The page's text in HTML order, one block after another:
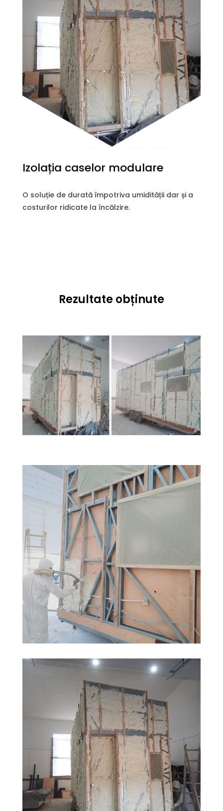
Izolația caselor modulare
O soluție de durată împotriva umidității dar și a
costurilor ridicate la încălzire.
Rezultate obținute